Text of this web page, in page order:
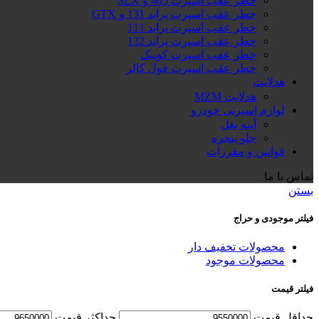
خطر عقب اسپرت پراید 131 و GTX
خطر عقب اسپرت پراید 111
خطر عقب اسپرت پراید 132
خطر عقب اسپرت کوییک
خطر عقب اسپرت فول کالر
هدلایت
هدلایت MZM
لوازم اسپرتی خودرو
آینه بغل
جلو پنجره
قوانین و مقررات
تماس با ما
بستن
فیلتر موجودی و حراج
محصولات تخفیف دار
محصولات موجود
فیلتر قیمت